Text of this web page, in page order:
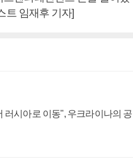
트 임재후 기자]
러시아로 이동", 우크라이나의 공